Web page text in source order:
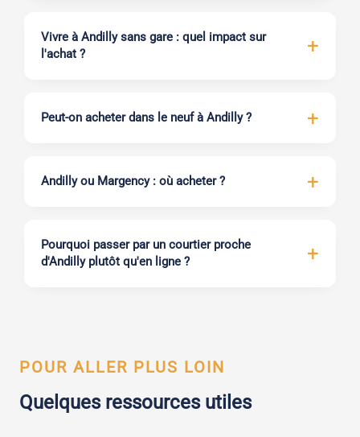
Vivre à Andilly sans gare : quel impact sur
l'achat ?
Peut-on acheter dans le neuf à Andilly ?
Andilly ou Margency : où acheter ?
Pourquoi passer par un courtier proche
d'Andilly plutôt qu'en ligne ?
POUR ALLER PLUS LOIN
Quelques ressources utiles